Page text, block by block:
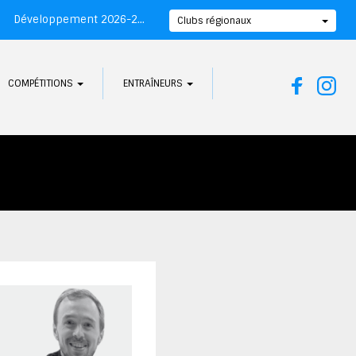
Développement 2026-2027 Clubs régionaux
COMPÉTITIONS ENTRAÎNEURS